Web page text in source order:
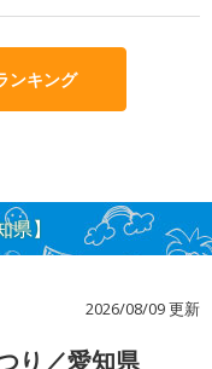
ンキング
】
2026/08/09 更新
り／愛知県